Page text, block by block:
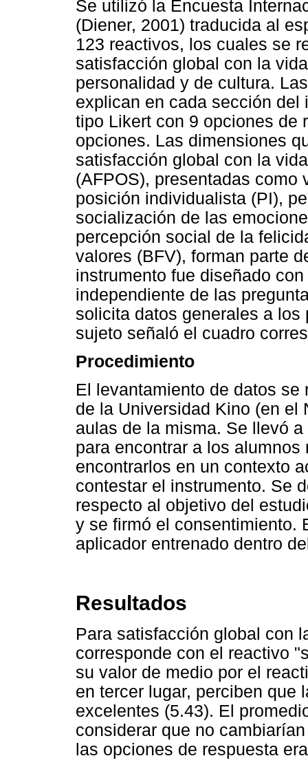
Se utilizó la Encuesta
(Diener, 2001) traducida al
123 reactivos, los cuales se
satisfacción global con la
personalidad y de cultura.
explican en cada sección del
tipo Likert con 9 opciones de
opciones. Las dimensiones
satisfacción global con la
(AFPOS), presentadas como
posición individualista (PI),
socialización de las
percepción social de la
valores (BFV), forman parte
instrumento fue diseñado
independiente de las
solicita datos generales a
sujeto señaló el cuadro
Procedimiento
El levantamiento de datos
de la Universidad Kino (en el
aulas de la misma. Se llevó
para encontrar a los
encontrarlos en un contexto
contestar el instrumento. Se
respecto al objetivo del
y se firmó el consentimiento.
aplicador entrenado dentro
Resultados
Para satisfacción global con
corresponde con el reactivo
su valor de medio por el
en tercer lugar, perciben que
excelentes (5.43). El
considerar que no
las opciones de respuesta